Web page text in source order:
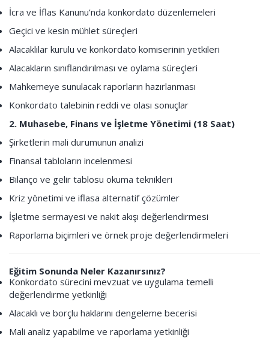
İcra ve İflas Kanunu’nda konkordato düzenlemeleri
Geçici ve kesin mühlet süreçleri
Alacaklılar kurulu ve konkordato komiserinin yetkileri
Alacakların sınıflandırılması ve oylama süreçleri
Mahkemeye sunulacak raporların hazırlanması
Konkordato talebinin reddi ve olası sonuçlar
2. Muhasebe, Finans ve İşletme Yönetimi (18 Saat)
Şirketlerin mali durumunun analizi
Finansal tabloların incelenmesi
Bilanço ve gelir tablosu okuma teknikleri
Kriz yönetimi ve iflasa alternatif çözümler
İşletme sermayesi ve nakit akışı değerlendirmesi
Raporlama biçimleri ve örnek proje değerlendirmeleri
Eğitim Sonunda Neler Kazanırsınız?
Konkordato sürecini mevzuat ve uygulama temelli
değerlendirme yetkinliği
Alacaklı ve borçlu haklarını dengeleme becerisi
Mali analiz yapabilme ve raporlama yetkinliği